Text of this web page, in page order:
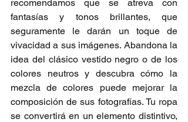
recomendamos que se atreva con
fantasías y tonos brillantes, que
seguramente le darán un toque de
vivacidad a sus imágenes. Abandona la
idea del clásico vestido negro o de los
colores neutros y descubra cómo la
mezcla de colores puede mejorar la
composición de sus fotografías. Tu ropa
se convertirá en un elemento distintivo,